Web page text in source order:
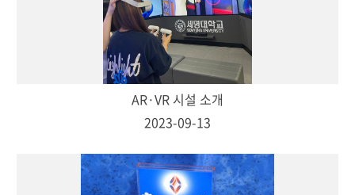
AR·VR 시설 소개
2023-09-13